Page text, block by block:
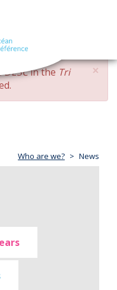
navigation
×
DESCin the Tri
Who are we? News